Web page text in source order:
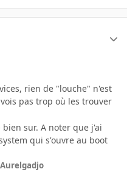
rien de "louche" n'est
pas trop où les trouver
sur. A noter que j'ai
qui s'ouvre au boot